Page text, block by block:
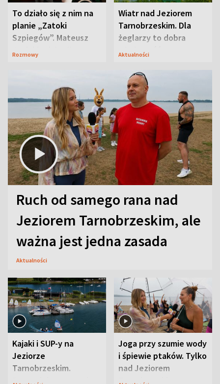
To działo się z nim na
planie „Zatoki
Szpiegów”. Mateusz
Janicki odsłonił
Rozmowy
Wiatr nad Jeziorem
Tarnobrzeskim. Dla
żeglarzy to dobra
wiadomość
Aktualności
Ruch od samego rana nad
Jeziorem Tarnobrzeskim, ale
ważna jest jedna zasada
Aktualności
Kajaki i SUP-y na
Jeziorze
Tarnobrzeskim.
Przyrodnicy zwracają
Joga przy szumie wody
i śpiewie ptaków. Tylko
nad Jeziorem
Tarnobrzeskim